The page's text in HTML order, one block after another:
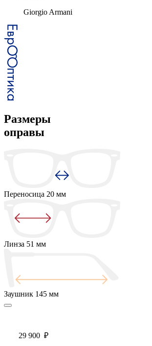
Giorgio Armani
Размеры
оправы
Переносица 20 мм
Линза 51 мм
Заушник 145 мм
29 900 ₽